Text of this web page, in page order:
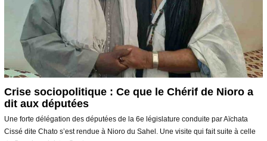
Crise sociopolitique : Ce que le Chérif de Nioro a
dit aux députées
Une forte délégation des députées de la 6e législature conduite par Aïchata
Cissé dite Chato s’est rendue à Nioro du Sahel. Une visite qui fait suite à celle